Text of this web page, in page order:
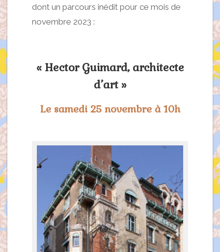
dont un parcours inédit pour ce mois de
novembre 2023 :
« Hector Guimard, architecte
d’art »
Le samedi 25 novembre à 10h